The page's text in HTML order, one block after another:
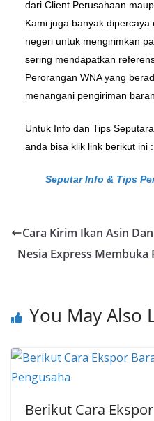
dari Client Perusahaan
Kami juga banyak
negeri untuk mengirimkan
sering mendapatkan
Perorangan WNA yang
menangani pengiriman
Untuk Info dan Tips
anda bisa klik link berikut ini :
Seputar Info & Tips
Cara Kirim Ikan Asin
Nesia Express Membuka
You May Also
Berikut Cara